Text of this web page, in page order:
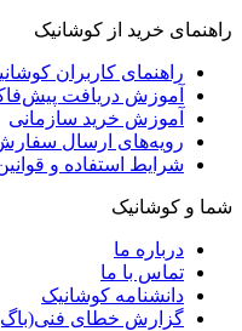
راهنمای خرید از کوشانیک
راهنمای کاربران
آموزش دریافت
آموزش خرید سازمانی
رویه‌های ارسال
شرایط استفاده و
شما و کوشانیک
درباره ما
تماس با ما
دانشنامه کوشانیک
گزارش خطای